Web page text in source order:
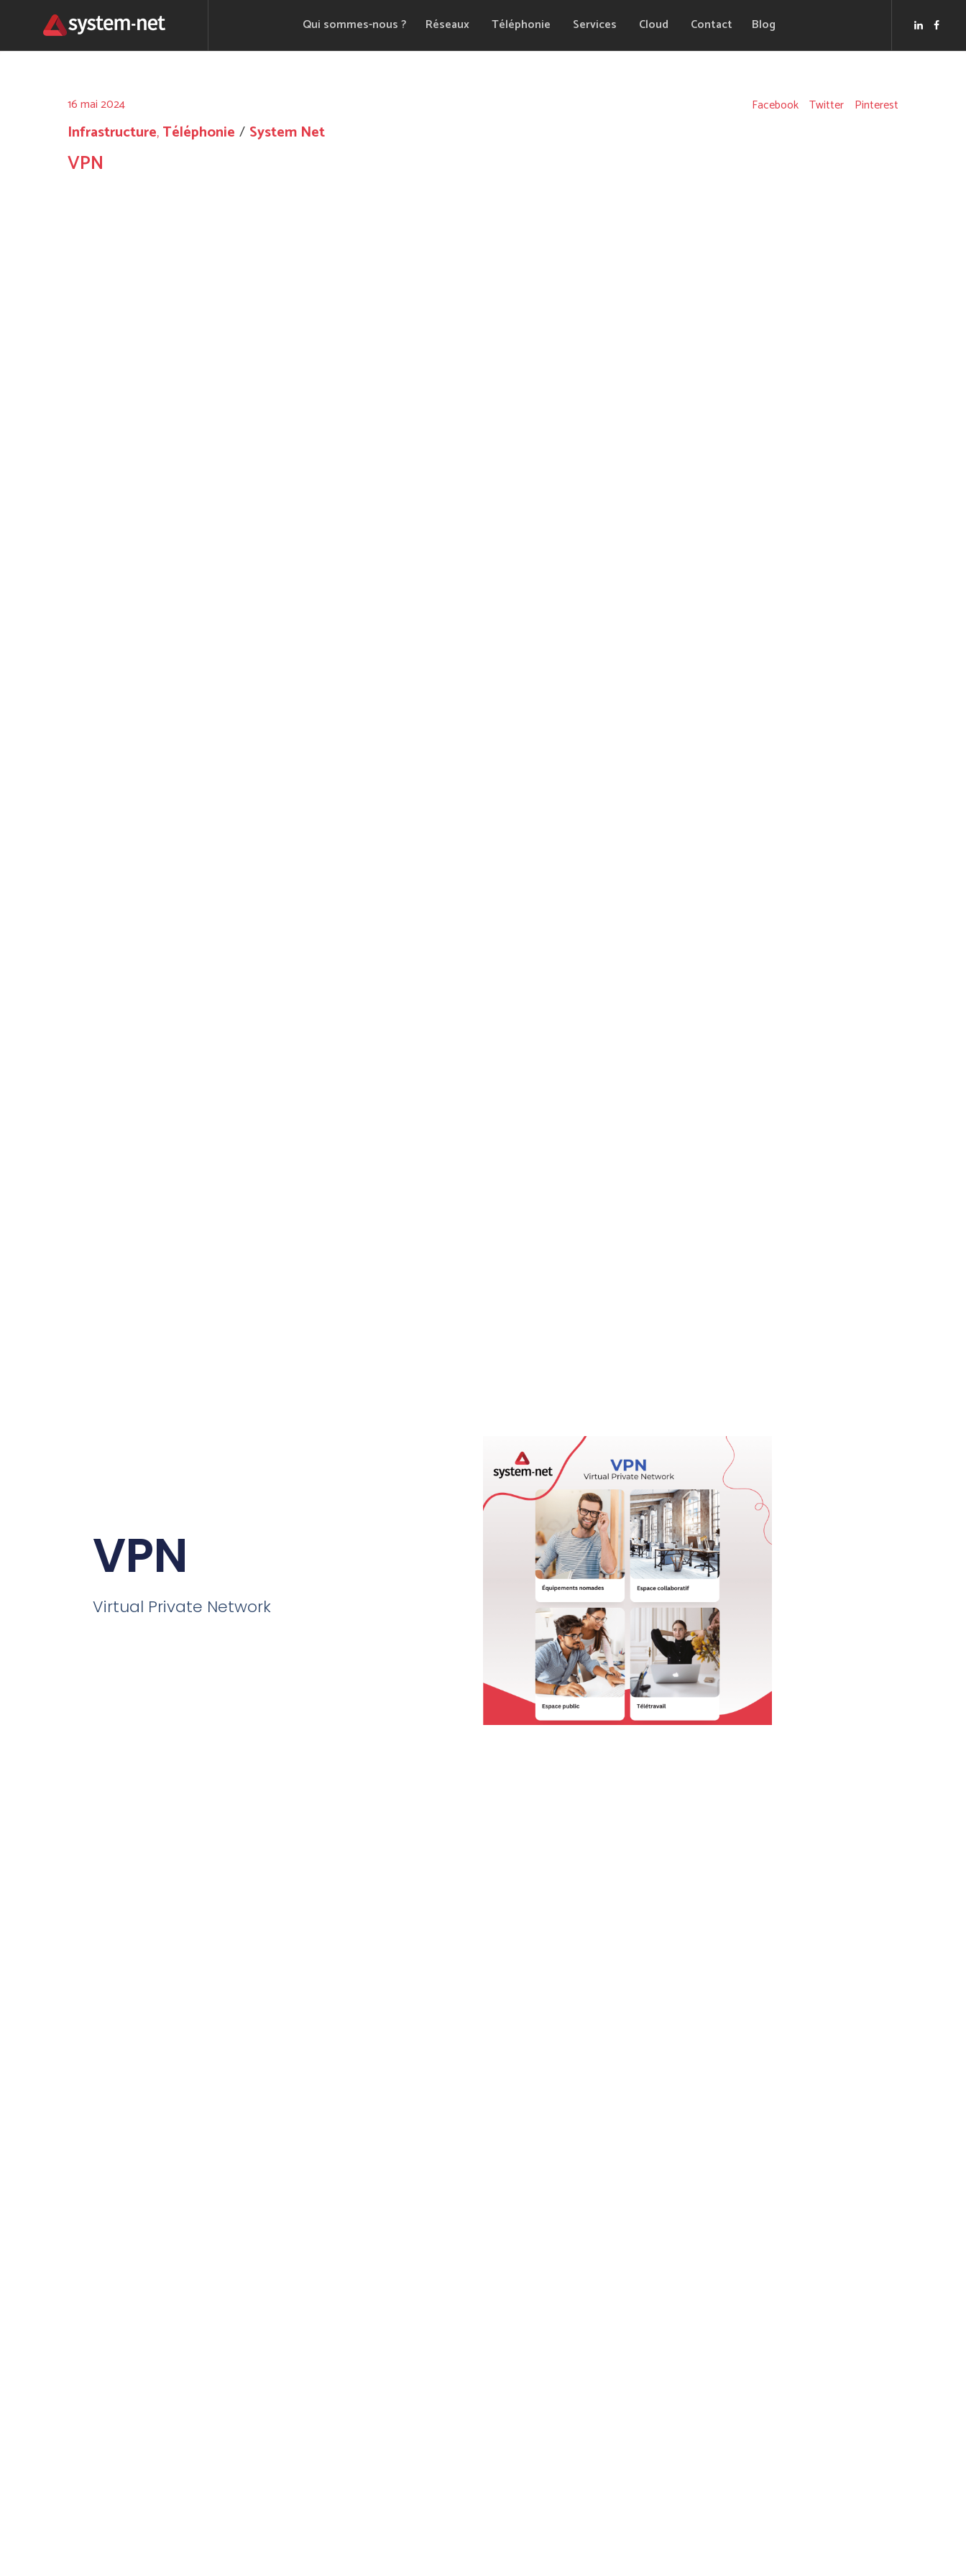
Qui sommes-nous ? Réseaux Téléphonie Services Cloud Contact Blog
16 mai 2024 Facebook Twitter Pinterest
Infrastructure,Téléphonie System Net
VPN
VPN
Virtual Private Network